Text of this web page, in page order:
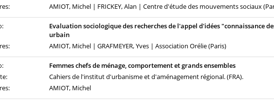
AMIOT, Michel | FRICKEY, Alan | Centre d'étude des mouvements sociaux
Evaluation sociologique des recherches de l'appel d'idées "connaissance
urbain
AMIOT, Michel | GRAFMEYER, Yves | Association Orélie (Paris)
Femmes chefs de ménage, comportement et grands ensembles
Cahiers de l'institut d'urbanisme et d'aménagement régional. (FRA).
AMIOT, Michel